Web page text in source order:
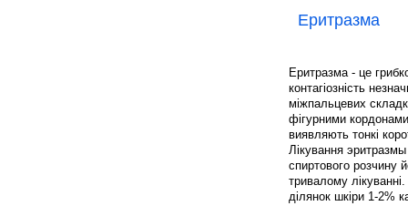
Еритразма
Еритразма - це
контагіозність
міжпальцевих
фігурними
виявляють тонкі
Лікування
спиртового розчину
тривалому
ділянок шкіри 1-2%